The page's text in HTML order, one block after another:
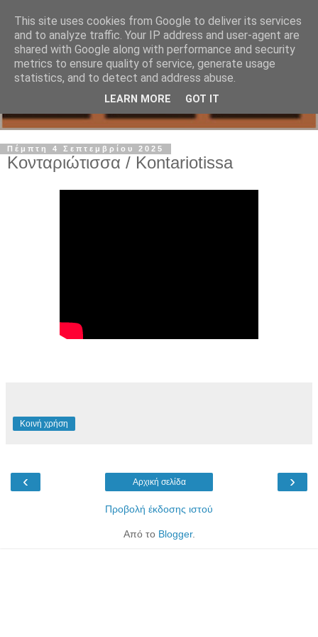
Πέμπτη 4 Σεπτεμβρίου 2025
Κονταριώτισσα / Kontariotissa
Κοινή χρήση
‹ ›
Αρχική σελίδα
Προβολή έκδοσης ιστού
Από το Blogger.
This site uses cookies from Google to deliver its services
and to analyze traffic. Your IP address and user-agent are
shared with Google along with performance and security
metrics to ensure quality of service, generate usage
statistics, and to detect and address abuse.
LEARN MORE GOT IT